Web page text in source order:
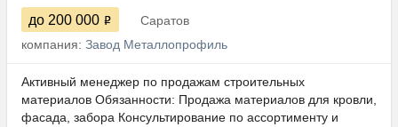
до 200 000
Саратов
компания: Завод Металлопрофиль
Активный менеджер по продажам строительных
материалов Обязанности: Продажа материалов для кровли,
фасада, забора Консультирование по ассортименту и